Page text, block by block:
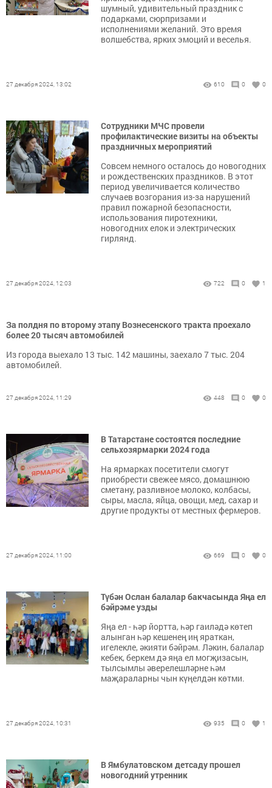
шумный, удивительный праздник с
подарками, сюрпризами и
исполнениями желаний. Это время
волшебства, ярких эмоций и веселья.
27 декабря 2024, 13:02 610 0 0
Сотрудники МЧС провели
профилактические визиты на объекты
праздничных мероприятий
Совсем немного осталось до новогодних
и рождественских праздников. В этот
период увеличивается количество
случаев возгорания из-за нарушений
правил пожарной безопасности,
использования пиротехники,
новогодних елок и электрических
гирлянд.
27 декабря 2024, 12:03 722 0 1
За полдня по второму этапу Вознесенского тракта проехало
более 20 тысяч автомобилей
Из города выехало 13 тыс. 142 машины, заехало 7 тыс. 204
автомобилей.
27 декабря 2024, 11:29 448 0 0
В Татарстане состоятся последние
сельхозярмарки 2024 года
На ярмарках посетители смогут
приобрести свежее мясо, домашнюю
сметану, разливное молоко, колбасы,
сыры, масла, яйца, овощи, мед, сахар и
другие продукты от местных фермеров.
27 декабря 2024, 11:00 669 0 0
Түбән Ослан балалар бакчасында Яңа ел
бәйрәме узды
Яңа ел - һәр йортта, һәр гаиләдә көтеп
алынган һәр кешенең иң яраткан,
игелекле, әкияти бәйрәм. Ләкин, балалар
кебек, беркем дә яңа ел могҗизасын,
тылсымлы әверелешләрне һәм
маҗараларны чын күңелдән көтми.
27 декабря 2024, 10:31 935 0 1
В Ямбулатовском детсаду прошел
новогодний утренник